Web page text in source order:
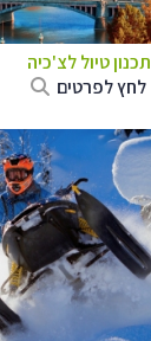
תכנון טיול לצ'כיה
לחץ לפרטים